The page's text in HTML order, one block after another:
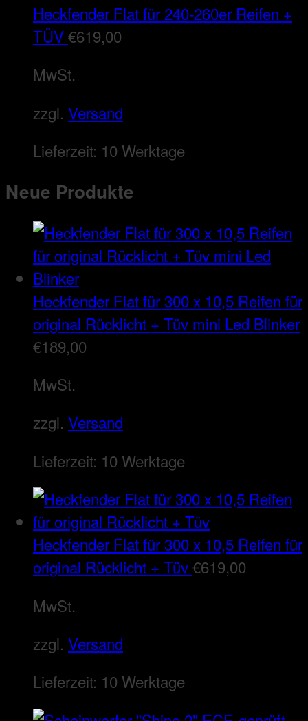
Heckfender Flat für 240-260er Reifen +
TÜV€619,00
MwSt.
zzgl. Versand
Lieferzeit: 10 Werktage
Neue Produkte
Heckfender Flat für 300 x 10,5 Reifen für
original Rücklicht + Tüv mini Led Blinker
€189,00
MwSt.
zzgl. Versand
Lieferzeit: 10 Werktage
Heckfender Flat für 300 x 10,5 Reifen für
original Rücklicht + Tüv€619,00
MwSt.
zzgl. Versand
Lieferzeit: 10 Werktage